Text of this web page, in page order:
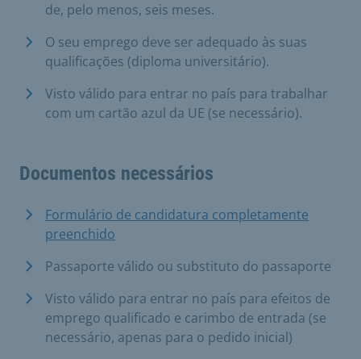
de, pelo menos, seis meses.
O seu emprego deve ser adequado às suas
qualificações (diploma universitário).
Visto válido para entrar no país para trabalhar
com um cartão azul da UE (se necessário).
Documentos necessários
Formulário de candidatura completamente
preenchido
Passaporte válido ou substituto do passaporte
Visto válido para entrar no país para efeitos de
emprego qualificado e carimbo de entrada (se
necessário, apenas para o pedido inicial)